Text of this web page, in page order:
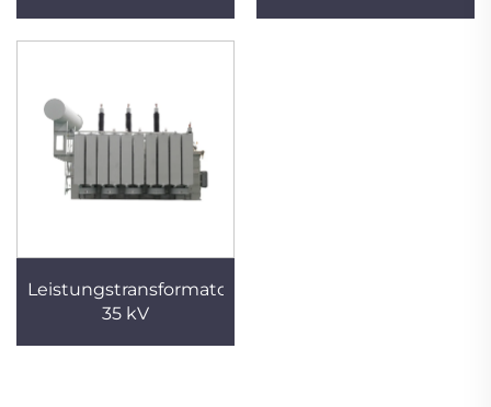
Leistungstransformator
35 kV